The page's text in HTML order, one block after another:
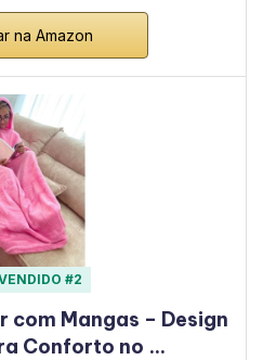
na Amazon
#2
Mangas – Design
Conforto no …